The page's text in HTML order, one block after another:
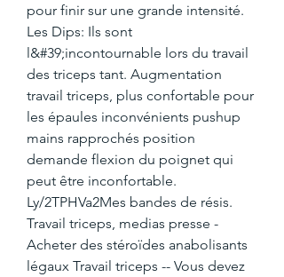
pour finir sur une grande intensité.
Les Dips: Ils sont
l&#39;incontournable lors du travail
des triceps tant. Augmentation
travail triceps, plus confortable pour
les épaules inconvénients pushup
mains rapprochés position
demande flexion du poignet qui
peut être inconfortable.
Ly/2TPHVa2Mes bandes de résis.
Travail triceps, medias presse -
Acheter des stéroïdes anabolisants
légaux Travail triceps -- Vous devez